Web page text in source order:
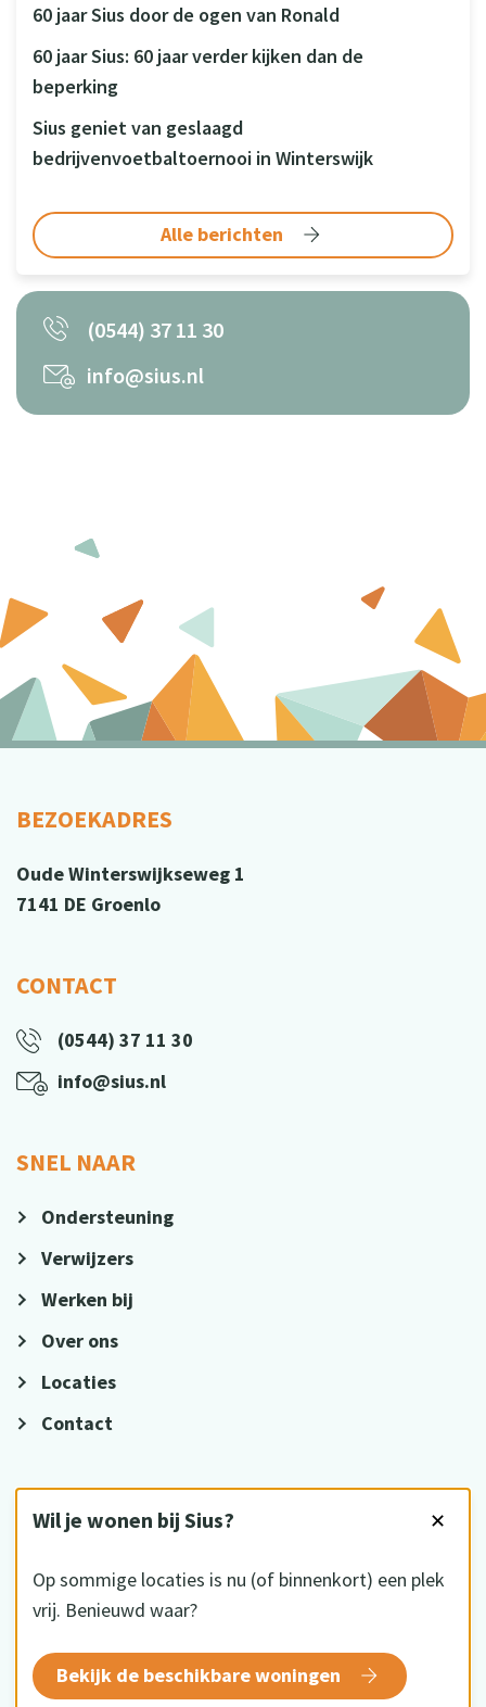
Wil je wonen bij Sius? ✕
Op sommige locaties is nu (of binnenkort) een plek
vrij. Benieuwd waar?
Bekijk de beschikbare woningen
60 jaar Sius door de ogen van Ronald
60 jaar Sius: 60 jaar verder kijken dan de
beperking
Sius geniet van geslaagd
bedrijvenvoetbaltoernooi in Winterswijk
Alle berichten
(0544) 37 11 30
info@sius.nl
BEZOEKADRES
Oude Winterswijkseweg 1
7141 DE Groenlo
CONTACT
(0544) 37 11 30
info@sius.nl
SNEL NAAR
Ondersteuning
Verwijzers
Werken bij
Over ons
Locaties
Contact
HKZ gecertificeerd